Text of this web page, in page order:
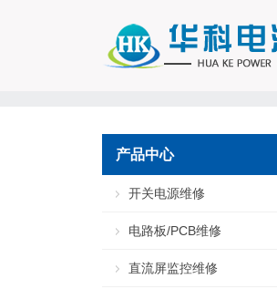
产品中心
开关电源维修
电路板/PCB维修
直流屏监控维修